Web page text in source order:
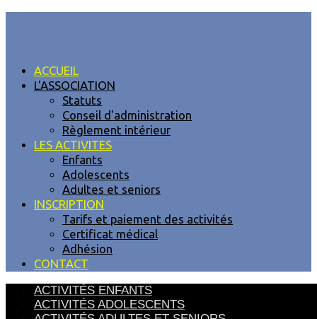
ACCUEIL
L'ASSOCIATION
Statuts
Conseil d'administration
Règlement intérieur
LES ACTIVITES
Enfants
Adolescents
Adultes et seniors
INSCRIPTION
Tarifs et paiement des activités
Certificat médical
Adhésion
CONTACT
ACTIVITÉS ENFANTS
ACTIVITÉS ADOLESCENTS